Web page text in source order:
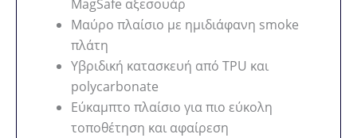
MagSafe αξεσουάρ
Μαύρο πλαίσιο με ημιδιάφανη smoke
πλάτη
Υβριδική κατασκευή από TPU και
polycarbonate
Εύκαμπτο πλαίσιο για πιο εύκολη
τοποθέτηση και αφαίρεση